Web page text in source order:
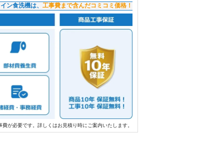
ン食洗機は、 工事費まで含んだコミコミ価格！
が必要です。詳しくはお見積り時にご案内いたします。